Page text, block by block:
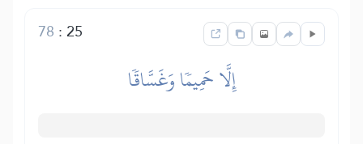
25
:
78
إِلَّا حَمِيمٗا وَغَسَّاقٗا